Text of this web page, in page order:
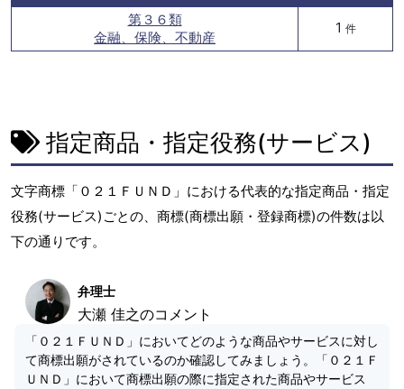
第３６類
金融、保険、不動産
1 件
指定商品・指定役務(サービス)
文字商標「０２１ＦＵＮＤ」における代表的な指定商品・指定
役務(サービス)ごとの、商標(商標出願・登録商標)の件数は以
下の通りです。
弁理士
大瀬 佳之のコメント
「０２１ＦＵＮＤ」においてどのような商品やサービスに対し
て商標出願がされているのか確認してみましょう。「０２１Ｆ
ＵＮＤ」において商標出願の際に指定された商品やサービス